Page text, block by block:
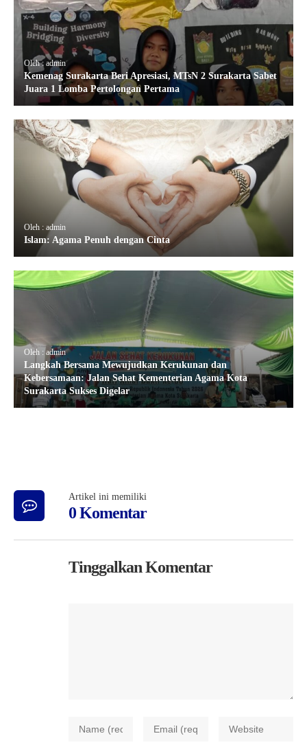
Oleh : admin
Kemenag Surakarta Beri Apresiasi, MTsN 2 Surakarta Sabet
Juara 1 Lomba Pertolongan Pertama
Oleh : admin
Islam: Agama Penuh dengan Cinta
Oleh : admin
Langkah Bersama Mewujudkan Kerukunan dan
Kebersamaan: Jalan Sehat Kementerian Agama Kota
Surakarta Sukses Digelar
Artikel ini memiliki
0 Komentar
Tinggalkan Komentar